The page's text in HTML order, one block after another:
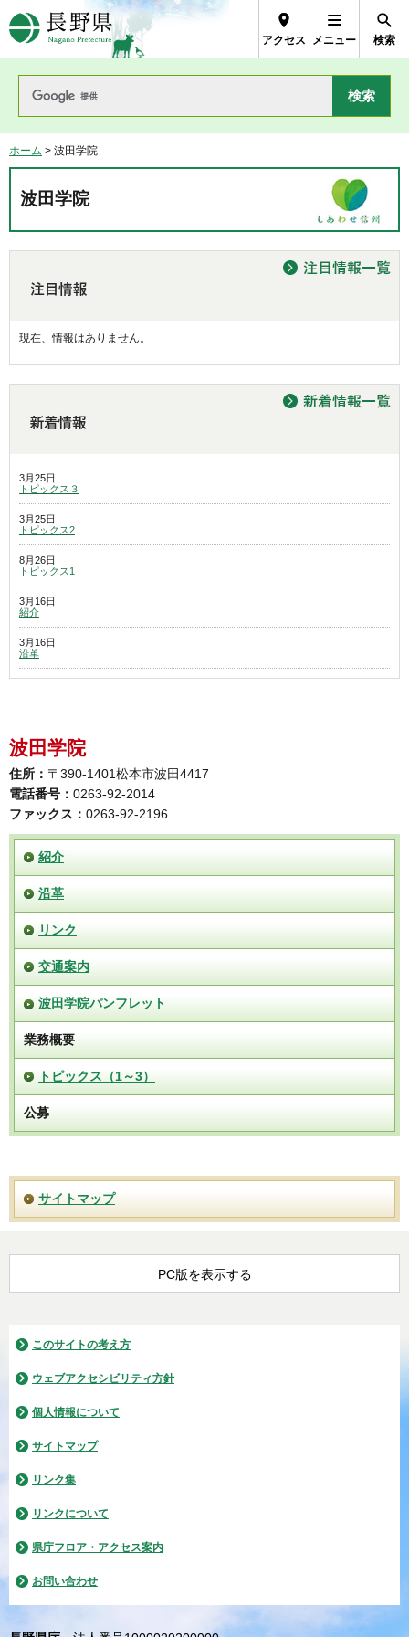
長野県Nagano Prefecture
アクセス メニュー 検索
ホーム > 波田学院
波田学院
現在、情報はありません。
3月25日
トピックス３
3月25日
トピックス2
8月26日
トピックス1
3月16日
紹介
3月16日
沿革
波田学院
住所： 〒390-1401松本市波田4417
電話番号： 0263-92-2014
ファックス： 0263-92-2196
紹介
沿革
リンク
交通案内
波田学院パンフレット
業務概要
トピックス（1～3）
公募
サイトマップ
PC版を表示する
このサイトの考え方
ウェブアクセシビリティ方針
個人情報について
サイトマップ
リンク集
リンクについて
県庁フロア・アクセス案内
お問い合わせ